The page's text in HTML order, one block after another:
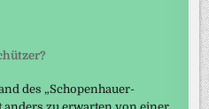
des „Schopenhauer-